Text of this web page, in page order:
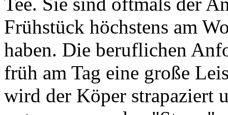
Frühstück höchstens am
haben. Die beruflichen
früh am Tag eine große
wird der Köper strapaziert